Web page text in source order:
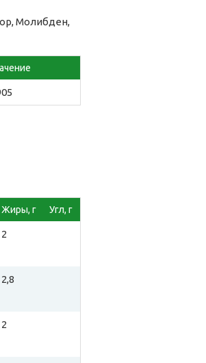
Молибден,
Жиры, г Угл, г
2
2,8
2